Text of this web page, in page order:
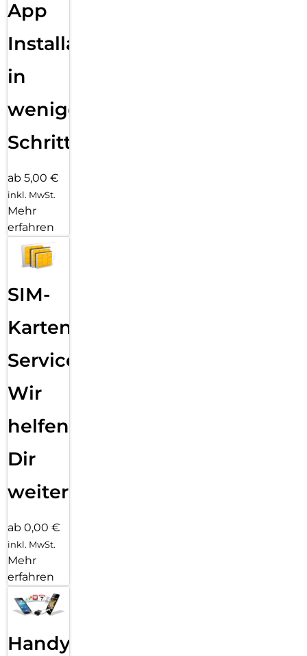
App
Installation
in
wenigen
Schritten
ab 5,00 €
inkl. MwSt.
Mehr
erfahren
SIM-
Karten
Service:
Wir
helfen
Dir
weiter
ab 0,00 €
inkl. MwSt.
Mehr
erfahren
Handy